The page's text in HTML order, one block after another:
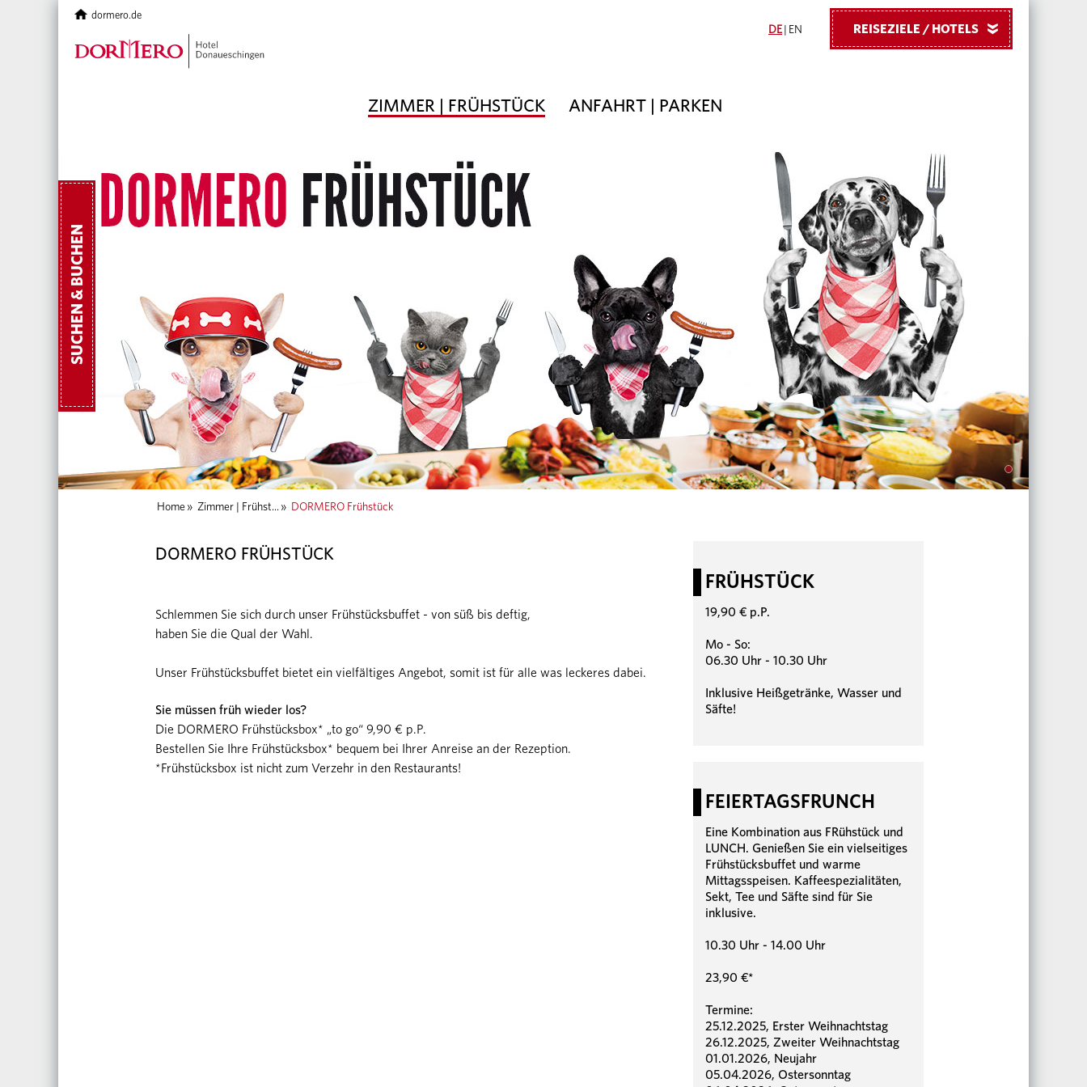
DE EN
ZIMMER | FRÜHSTÜCK ANFAHRT | PARKEN
dormero.de
REISEZIELE / HOTELS »
SUCHEN & BUCHEN
Home » Zimmer | Frühst... » DORMERO Frühstück
DORMERO FRÜHSTÜCK
Schlemmen Sie sich durch unser Frühstücksbuffet - von süß bis deftig,
haben Sie die Qual der Wahl.
Unser Frühstücksbuffet bietet ein vielfältiges Angebot, somit ist für alle was leckeres dabei.
Sie müssen früh wieder los?
Die DORMERO Frühstücksbox* „to go“ 9,90 € p.P.
Bestellen Sie Ihre Frühstücksbox* bequem bei Ihrer Anreise an der Rezeption.
*Frühstücksbox ist nicht zum Verzehr in den Restaurants!
FRÜHSTÜCK
19,90 € p.P.
Mo - So:
06.30 Uhr - 10.30 Uhr
Inklusive Heißgetränke, Wasser und
Säfte!
FEIERTAGSFRUNCH
Eine Kombination aus FRühstück und
LUNCH. Genießen Sie ein vielseitiges
Frühstücksbuffet und warme
Mittagsspeisen. Kaffeespezialitäten,
Sekt, Tee und Säfte sind für Sie
inklusive.
10.30 Uhr - 14.00 Uhr
23,90 €*
Termine:
25.12.2025, Erster Weihnachtstag
26.12.2025, Zweiter Weihnachtstag
01.01.2026, Neujahr
05.04.2026, Ostersonntag